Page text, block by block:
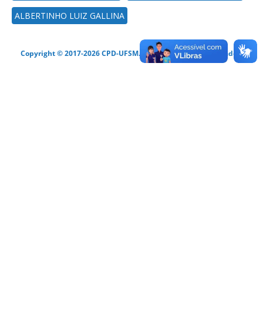
ALBERTINHO LUIZ GALLINA
Copyright © 2017-2026 CPD-UFSM. Todos os direitos reservados.